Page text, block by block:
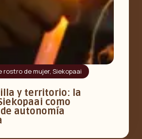
rostro de mujer,Siekopaai
y territorio: la
como
autonomía